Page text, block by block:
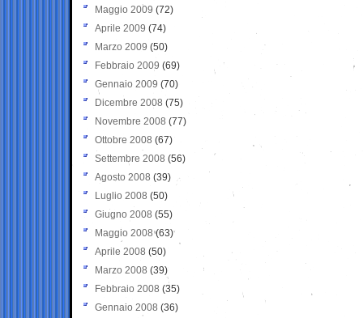
Maggio 2009 (72)
Aprile 2009 (74)
Marzo 2009 (50)
Febbraio 2009 (69)
Gennaio 2009 (70)
Dicembre 2008 (75)
Novembre 2008 (77)
Ottobre 2008 (67)
Settembre 2008 (56)
Agosto 2008 (39)
Luglio 2008 (50)
Giugno 2008 (55)
Maggio 2008(63)
Aprile 2008 (50)
Marzo 2008 (39)
Febbraio 2008 (35)
Gennaio 2008 (36)